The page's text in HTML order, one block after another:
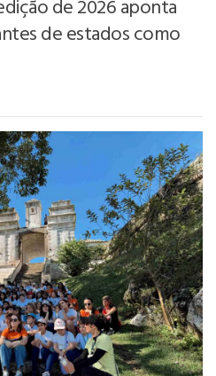
de 2026 aponta
de estados como